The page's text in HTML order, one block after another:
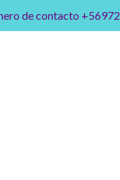
de contacto